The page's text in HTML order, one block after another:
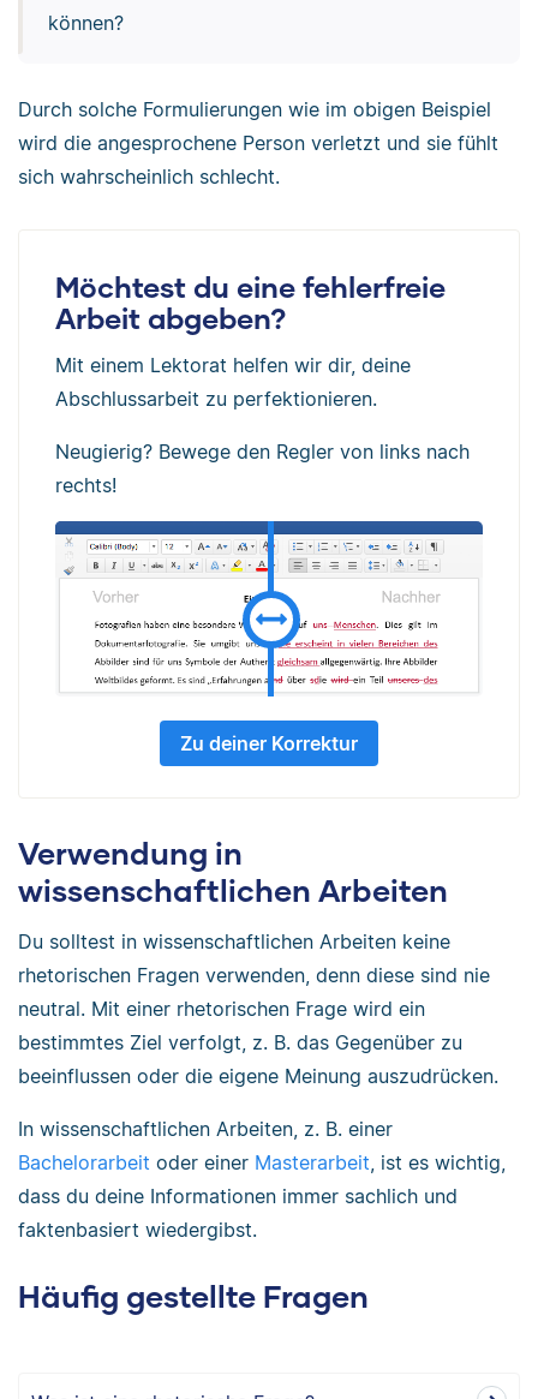
können?
Durch solche Formulierungen wie im obigen Beispiel
wird die angesprochene Person verletzt und sie fühlt
sich wahrscheinlich schlecht.
Möchtest du eine fehlerfreie
Arbeit abgeben?
Mit einem Lektorat helfen wir dir, deine
Abschlussarbeit zu perfektionieren.
Neugierig? Bewege den Regler von links nach
rechts!
Zu deiner Korrektur
Verwendung in
wissenschaftlichen Arbeiten
Du solltest in wissenschaftlichen Arbeiten keine
rhetorischen Fragen verwenden, denn diese sind nie
neutral. Mit einer rhetorischen Frage wird ein
bestimmtes Ziel verfolgt, z. B. das Gegenüber zu
beeinflussen oder die eigene Meinung auszudrücken.
In wissenschaftlichen Arbeiten, z. B. einer
Bachelorarbeit oder einer Masterarbeit, ist es wichtig,
dass du deine Informationen immer sachlich und
faktenbasiert wiedergibst.
Häufig gestellte Fragen